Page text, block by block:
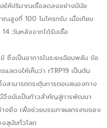
ให้ปริมาณเชื้อลดลงอย่างมีนัย
ณสูงที่ 100 ไมโครกรัม เมื่อเทียบ
วันหลังจากได้รับเชื้อ
งเป็นอาการในระยะเฉียบพลัน ข้อ
แสดงให้เห็นว่า rTRP19 เป็นต้น
สามารถกระตุ้นการตอบสนองทาง
จึงนับเป็นก้าวสำคัญสู่การพัฒนา
งยิ่ง เพื่อช่วยบรรเทาผลกระทบของ
สุนัขทั่วโลก